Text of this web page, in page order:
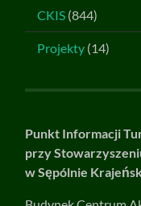
CKIS (844)
Projekty (14)
Punkt Informacji
przy
w Sępólnie